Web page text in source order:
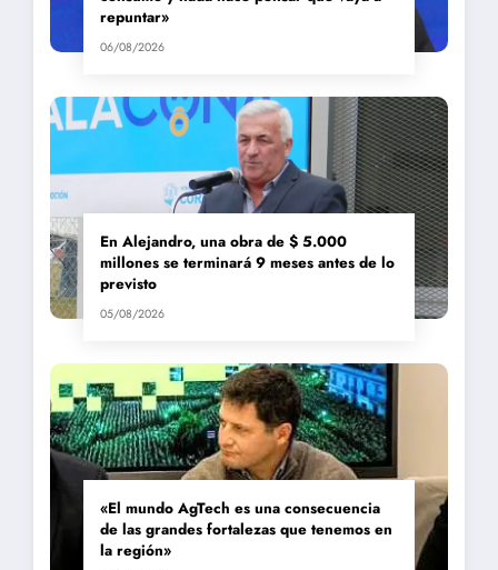
repuntar»
06/08/2026
En Alejandro, una obra de $ 5.000
millones se terminará 9 meses antes de lo
previsto
05/08/2026
«El mundo AgTech es una consecuencia
de las grandes fortalezas que tenemos en
la región»